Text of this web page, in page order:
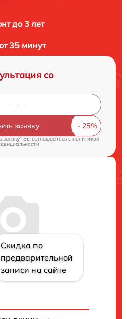
до 3 лет
35 минут
со
заявку
заявку" Вы соглашаетесь cполитикой
Скидка по
предварительной
записи на сайте